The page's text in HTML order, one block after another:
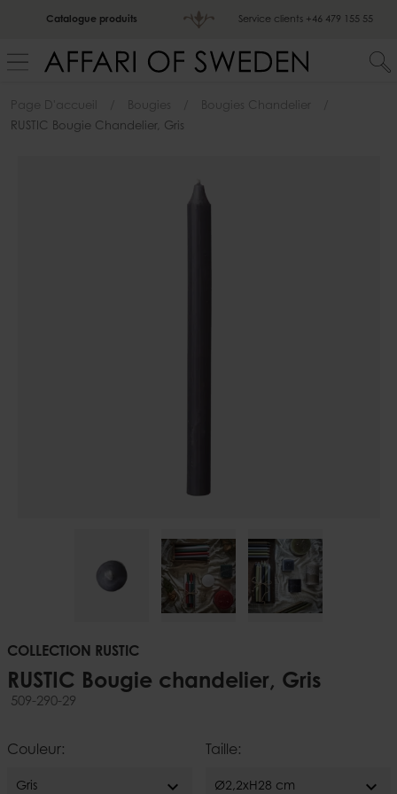
Catalogue produits Service clients +46 479 155 55
Page D'accueil Bougies
Bougies Chandelier
RUSTIC Bougie Chandelier, Gris
COLLECTION RUSTIC
RUSTIC Bougie chandelier, Gris
509-290-29
Couleur:
Gris expand_more
Taille:
Ø2,2xH28 cm expand_more